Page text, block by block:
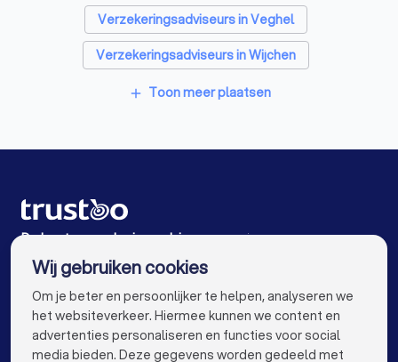
Personal trainers in Zeeland (Noord-Brabant)
Diëtisten in Zeeland (Noord-Brabant)
Verzekeringsadviseurs in Veghel
Verzekeringsadviseurs in Wijchen
Verzekeringsadviseurs in Oss
Verzekeringsadviseurs in Malden
Verzekeringsadviseurs in Amsterdam
Verzekeringsadviseurs in Rotterdam
Verzekeringsadviseurs in Den Haag
add Toon meer plaatsen
De beste verzekeringsadviseurs voor jou
Wij gebruiken cookies
Om je beter en persoonlijker te helpen, analyseren we
het websiteverkeer. Hiermee kunnen we content en
advertenties personaliseren en functies voor social
media bieden. Deze gegevens worden gedeeld met